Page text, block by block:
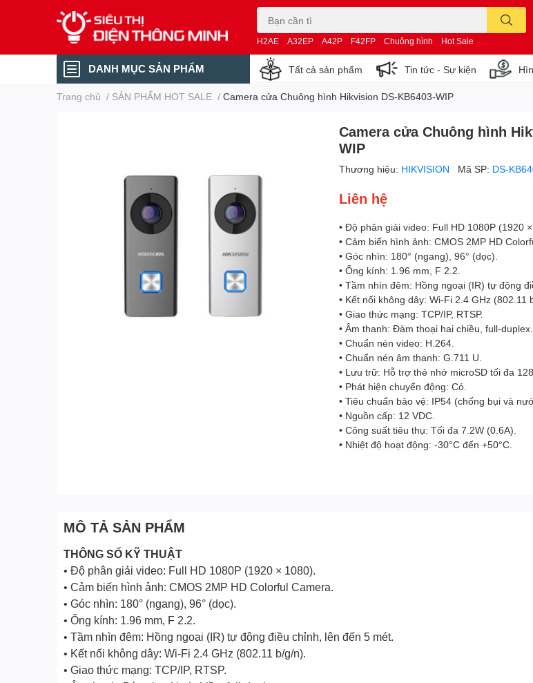
H2AE A32EP A42P F42FP Chuông hình Hot Sale
DANH MỤC SẢN PHẨM Tất cả sản phẩm Tin tức - Sự kiện
Trang chủ / SẢN PHẨM HOT SALE / Camera cửa Chuông hình Hikvision DS-KB6403-WIP
Camera cửa Chuông hình
WIP
Thương hiệu: HIKVISION Mã SP: DS-
Liên hệ
• Độ phân giải video: Full HD 1080P (1920 ×
• Cảm biến hình ảnh: CMOS 2MP HD
• Góc nhìn: 180° (ngang), 96° (dọc).
• Ống kính: 1.96 mm, F 2.2.
• Tầm nhìn đêm: Hồng ngoại (IR) tự động
• Kết nối không dây: Wi-Fi 2.4 GHz (802.11
• Giao thức mạng: TCP/IP, RTSP.
• Âm thanh: Đàm thoại hai chiều, full-duplex.
• Chuẩn nén video: H.264.
• Chuẩn nén âm thanh: G.711 U.
• Lưu trữ: Hỗ trợ thẻ nhớ microSD tối đa
• Phát hiện chuyển động: Có.
• Tiêu chuẩn bảo vệ: IP54 (chống bụi và
• Nguồn cấp: 12 VDC.
• Công suất tiêu thụ: Tối đa 7.2W (0.6A).
• Nhiệt độ hoạt động: -30°C đến +50°C.
MÔ TẢ SẢN PHẨM
THÔNG SỐ KỸ THUẬT
• Độ phân giải video: Full HD 1080P (1920 × 1080).
• Cảm biến hình ảnh: CMOS 2MP HD Colorful Camera.
• Góc nhìn: 180° (ngang), 96° (dọc).
• Ống kính: 1.96 mm, F 2.2.
• Tầm nhìn đêm: Hồng ngoại (IR) tự động điều chỉnh, lên đến 5 mét.
• Kết nối không dây: Wi-Fi 2.4 GHz (802.11 b/g/n).
• Giao thức mạng: TCP/IP, RTSP.